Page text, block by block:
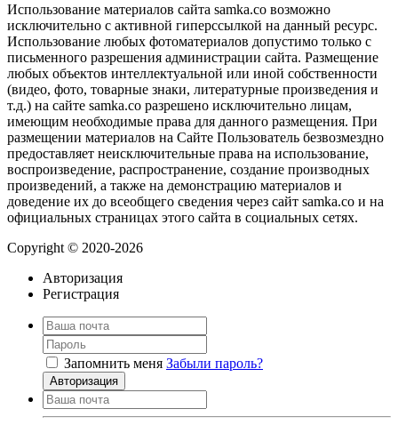
Использование материалов сайта samka.co возможно
исключительно с активной гиперссылкой на данный ресурс.
Использование любых фотоматериалов допустимо только с
письменного разрешения администрации сайта. Размещение
любых объектов интеллектуальной или иной собственности
(видео, фото, товарные знаки, литературные произведения и
т.д.) на сайте samka.co разрешено исключительно лицам,
имеющим необходимые права для данного размещения. При
размещении материалов на Сайте Пользователь безвозмездно
предоставляет неисключительные права на использование,
воспроизведение, распространение, создание производных
произведений, а также на демонстрацию материалов и
доведение их до всеобщего сведения через сайт samka.co и на
официальных страницах этого сайта в социальных сетях.
Copyright © 2020-2026
Авторизация
Регистрация
Запомнить меня Забыли пароль?
Авторизация